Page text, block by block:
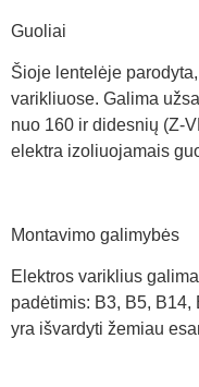
Guoliai
Šioje lentelėje
varikliuose. Galima
nuo 160 ir didesnių (Z-
elektra izoliuojamais
Montavimo galimybės
Elektros variklius
padėtimis: B3, B5,
yra išvardyti žemiau